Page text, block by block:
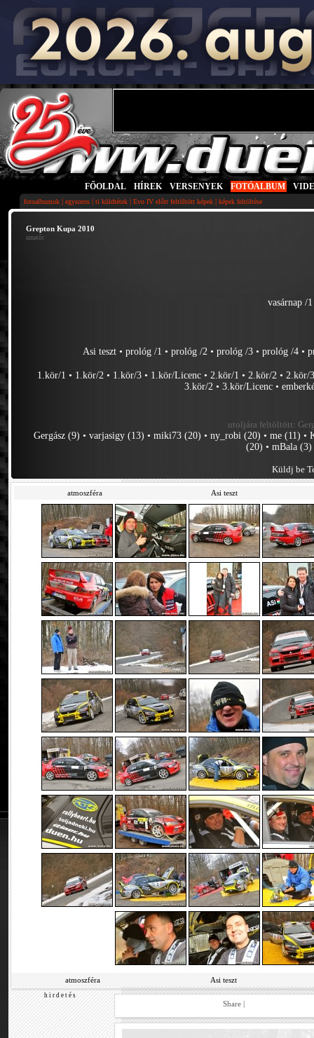
FŐOLDAL HÍREK VERSENYEK FOTÓALBUM
fotoalbumok | egysoros | ti küldtétek | Evo IV előtt feltöltött képek | képek feltöltése
Grepton Kupa 2010
amatőr
vasárnap /1
Asi teszt •prológ /1 •prológ /2 •prológ /3 •prológ /4 •
1.kör/1 • 1.kör/2 • 1.kör/3 • 1.kör/Licenc •2.kör/1 •2.kör/2 •2.kör/
3.kör/2 •3.kör/Licenc •
utoljára feltöltött:
Gergász (9) •varjasigy (13) •miki73 (20) •ny_robi (20) •me (11) •
(20) •mBala (3)
Küldj be
atmoszféra Asi teszt
atmoszféra Asi teszt
h i r d e t é s
Share |